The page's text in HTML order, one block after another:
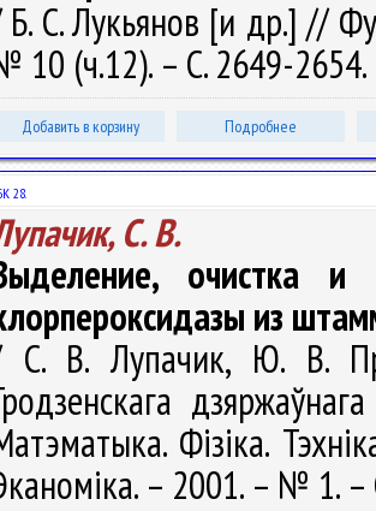
С. Лукьянов [и др.] //
10 (ч.12). – С. 2649-2654.
Добавить в корзину Подробнее
28.
С. В.
очистка и
из
С. В. Лупачик, Ю. В.
Фізіка.
– 2001. – № 1.